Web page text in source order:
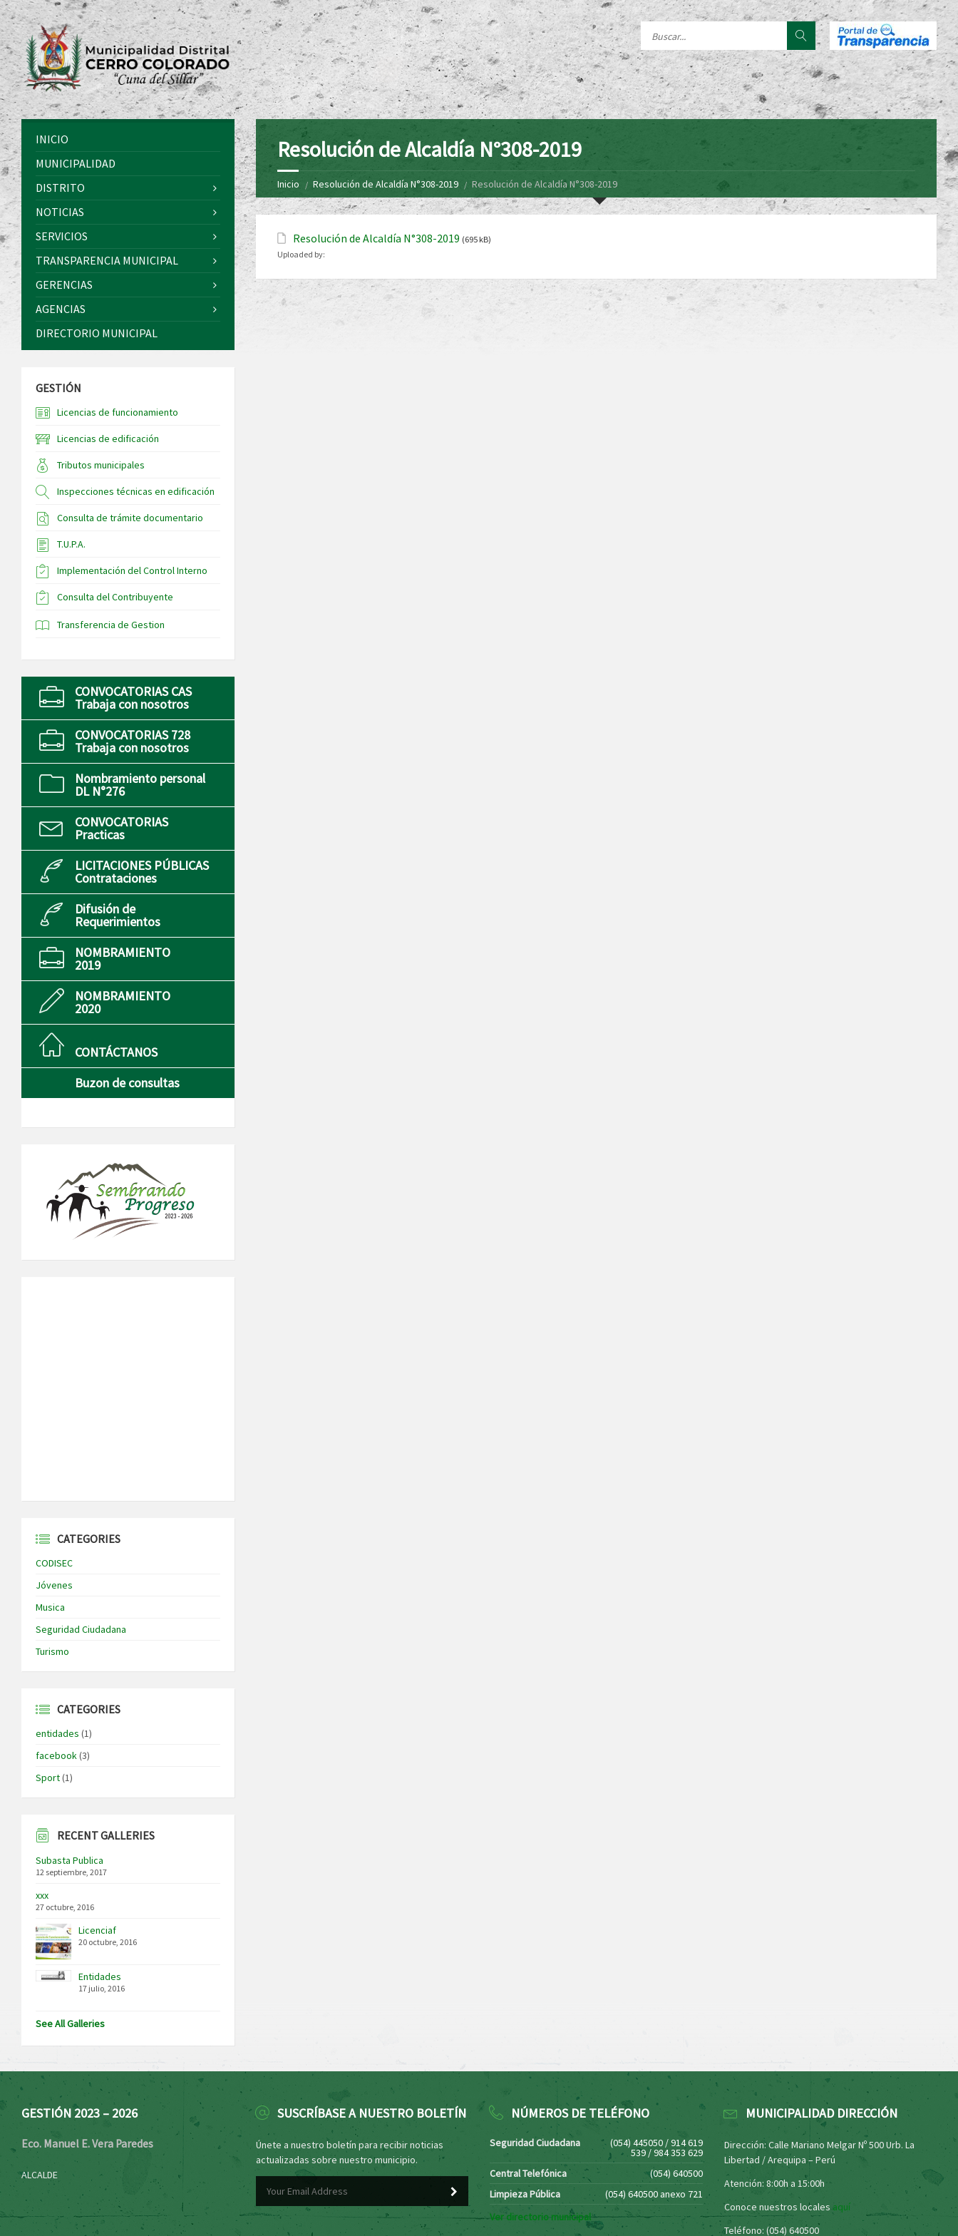
Resolución de Alcaldía N°308-2019
Inicio Resolución de Alcaldía N°308-2019 Resolución de Alcaldía N°308-2019
Resolución de Alcaldía N°308-2019 (695 kB)
Uploaded by:
INICIO
MUNICIPALIDAD
DISTRITO
NOTICIAS
SERVICIOS
TRANSPARENCIA MUNICIPAL
GERENCIAS
AGENCIAS
DIRECTORIO MUNICIPAL
GESTIÓN
Licencias de funcionamiento
Licencias de edificación
Tributos municipales
Inspecciones técnicas en edificación
Consulta de trámite documentario
T.U.P.A.
Implementación del Control Interno
Consulta del Contribuyente
Transferencia de Gestion
CONVOCATORIAS CAS
Trabaja con nosotros
CONVOCATORIAS 728
Trabaja con nosotros
Nombramiento personal
DL N°276
CONVOCATORIAS
Practicas
LICITACIONES PÚBLICAS
Contrataciones
Difusión de
Requerimientos
NOMBRAMIENTO
2019
NOMBRAMIENTO
2020
CONTÁCTANOS
Buzon de consultas
CATEGORIES
CODISEC
Jóvenes
Musica
Seguridad Ciudadana
Turismo
CATEGORIES
entidades (1)
facebook(3)
Sport(1)
RECENT GALLERIES
Subasta Publica
12 septiembre, 2017
xxx
27 octubre, 2016
Licenciaf
20 octubre, 2016
Entidades
17 julio, 2016
See All Galleries
GESTIÓN 2023 – 2026
Eco. Manuel E. Vera Paredes
ALCALDE
SUSCRÍBASE A NUESTRO BOLETÍN
Únete a nuestro boletín para recibir noticias
actualizadas sobre nuestro municipio.
NÚMEROS DE TELÉFONO
Seguridad Ciudadana (054) 445050 / 914 619
539 / 984 353 629
Central Telefónica
(054) 640500
Limpieza Pública
(054) 640500 anexo 721
Ver directorio municipal
MUNICIPALIDAD DIRECCIÓN
Dirección: Calle Mariano Melgar Nº 500 Urb. La
Libertad / Arequipa – Perú
Atención: 8:00h a 15:00h
Conoce nuestros locales aquí
Teléfono: (054) 640500